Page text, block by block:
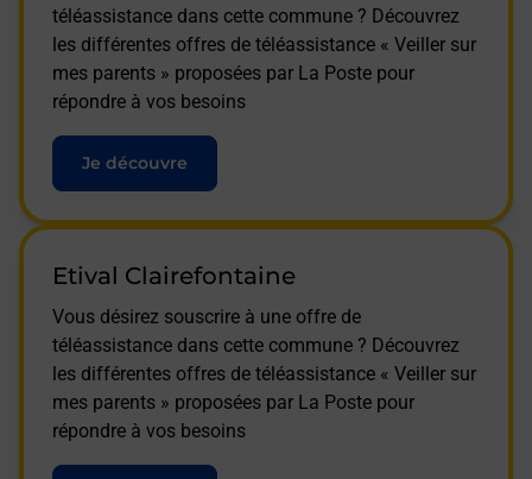
téléassistance dans cette commune ? Découvrez
les différentes offres de téléassistance « Veiller sur
mes parents » proposées par La Poste pour
répondre à vos besoins
Je découvre
Etival Clairefontaine
Vous désirez souscrire à une offre de
téléassistance dans cette commune ? Découvrez
les différentes offres de téléassistance « Veiller sur
mes parents » proposées par La Poste pour
répondre à vos besoins